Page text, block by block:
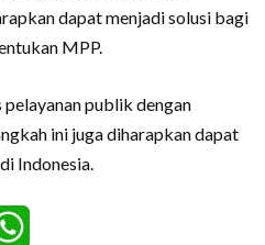
dapat menjadi solusi bagi
MPP.
publik dengan
ini juga diharapkan dapat
Indonesia.